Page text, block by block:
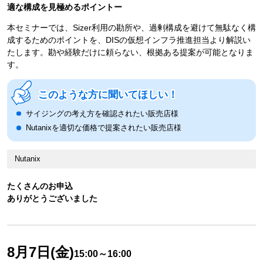
たくさんのお申込
ありがとうございました
適な構成を見極めるポイントー
本セミナーでは、Sizer利用の勘所や、過剰構成を避けて無駄なく構
成するためのポイントを、DISの仮想インフラ推進担当より解説い
たします。勘や経験だけに頼らない、根拠ある提案が可能となりま
す。
このような方に聞いてほしい！
サイジングの考え方を確認されたい販売店様
Nutanixを適切な価格で提案されたい販売店様
Nutanix
8月7日(金)15:00～16:00